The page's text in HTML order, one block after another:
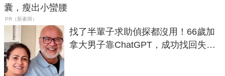
囊，瘦出小蠻腰
PR（新素簡）
找了半輩子求助偵探都沒用！66歲加
拿大男子靠ChatGPT，成功找回失散